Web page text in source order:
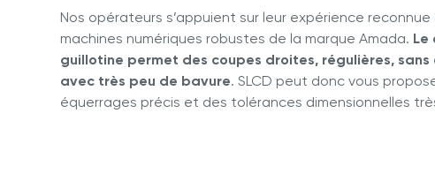
Nos opérateurs s’appuient sur leur expérience
machines numériques robustes de la marque Amada. Le
guillotine permet des coupes droites, régulières, sans
avec très peu de bavure. SLCD peut donc vous
équerrages précis et des tolérances dimensionnelles